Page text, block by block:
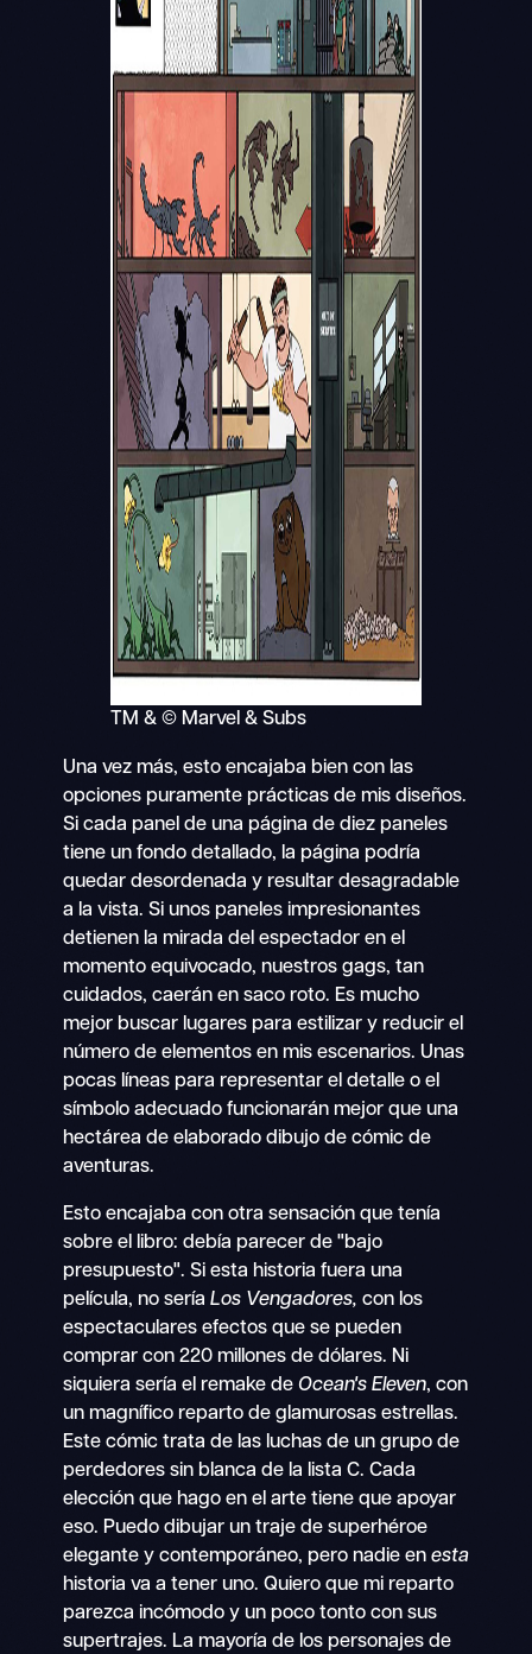
TM & © Marvel & Subs
Una vez más, esto encajaba bien con las
opciones puramente prácticas de mis diseños.
Si cada panel de una página de diez paneles
tiene un fondo detallado, la página podría
quedar desordenada y resultar desagradable
a la vista. Si unos paneles impresionantes
detienen la mirada del espectador en el
momento equivocado, nuestros gags, tan
cuidados, caerán en saco roto. Es mucho
mejor buscar lugares para estilizar y reducir el
número de elementos en mis escenarios. Unas
pocas líneas para representar el detalle o el
símbolo adecuado funcionarán mejor que una
hectárea de elaborado dibujo de cómic de
aventuras.
Esto encajaba con otra sensación que tenía
sobre el libro: debía parecer de "bajo
presupuesto". Si esta historia fuera una
película, no sería Los Vengadores, con los
espectaculares efectos que se pueden
comprar con 220 millones de dólares. Ni
siquiera sería el remake de Ocean's Eleven, con
un magnífico reparto de glamurosas estrellas.
Este cómic trata de las luchas de un grupo de
perdedores sin blanca de la lista C. Cada
elección que hago en el arte tiene que apoyar
eso. Puedo dibujar un traje de superhéroe
elegante y contemporáneo, pero nadie en esta
historia va a tener uno. Quiero que mi reparto
parezca incómodo y un poco tonto con sus
supertrajes. La mayoría de los personajes de